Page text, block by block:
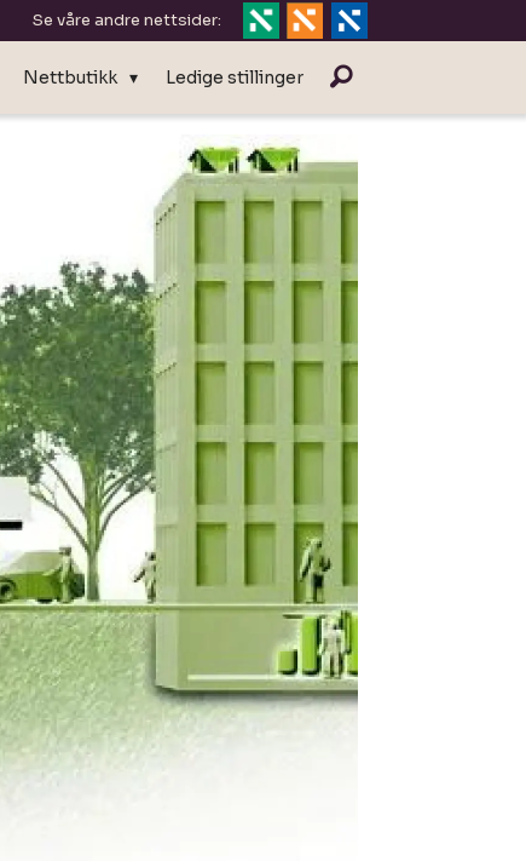
Se våre andre nettsider:
Nettbutikk Ledige stillinger